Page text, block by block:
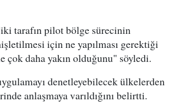
tarafın pilot bölge sürecinin
için ne yapılması gerektiği
çok daha yakın olduğunu" söyledi.
denetleyebilecek ülkelerden
anlaşmaya varıldığını belirtti.